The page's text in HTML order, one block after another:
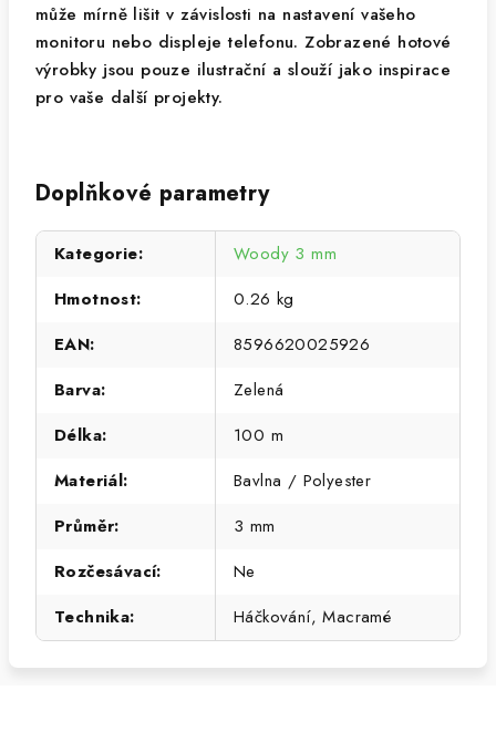
může mírně lišit v závislosti na nastavení vašeho
monitoru nebo displeje telefonu. Zobrazené hotové
výrobky jsou pouze ilustrační a slouží jako inspirace
pro vaše další projekty.
Doplňkové parametry
Kategorie:
Woody 3 mm
Hmotnost:
0.26 kg
EAN:
8596620025926
Barva:
Zelená
Délka:
100 m
Materiál:
Bavlna / Polyester
Průměr:
3 mm
Rozčesávací:
Ne
Technika: Háčkování, Macramé